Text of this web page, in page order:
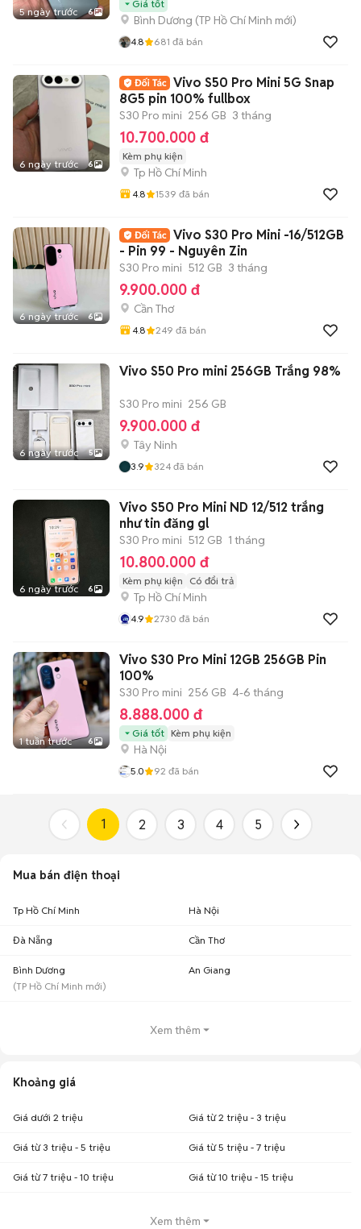
5 ngày trước 6
Giá tốt
Bình Dương (TP Hồ Chí Minh mới)
4.8 681 đã bán
6 ngày trước 6
Vivo S50 Pro Mini 5G Snap
8G5 pin 100% fullbox
S30 Pro mini 256 GB 3 tháng
10.700.000 đ
Kèm phụ kiện
Tp Hồ Chí Minh
4.8 1539 đã bán
6 ngày trước 6
Vivo S30 Pro Mini -16/512GB
- Pin 99 - Nguyên Zin
S30 Pro mini 512 GB 3 tháng
9.900.000 đ
Cần Thơ
4.8 249 đã bán
6 ngày trước 5
Vivo S50 Pro mini 256GB Trắng 98%
S30 Pro mini 256 GB
9.900.000 đ
Tây Ninh
3.9 324 đã bán
6 ngày trước 6
Vivo S50 Pro Mini ND 12/512 trắng
như tin đăng gl
S30 Pro mini 512 GB 1 tháng
10.800.000 đ
Kèm phụ kiện Có đổi trả
Tp Hồ Chí Minh
4.9 2730 đã bán
1 tuần trước 6
Vivo S30 Pro Mini 12GB 256GB Pin
100%
S30 Pro mini 256 GB 4-6 tháng
8.888.000 đ
Giá tốt Kèm phụ kiện
Hà Nội
5.0 92 đã bán
1 2 3 4 5
Mua bán điện thoại
Tp Hồ Chí Minh Hà Nội
Đà Nẵng Cần Thơ
Bình Dương
(TP Hồ Chí Minh mới)
An Giang
Xem thêm
Khoảng giá
Giá dưới 2 triệu Giá từ 2 triệu - 3 triệu
Giá từ 3 triệu - 5 triệu Giá từ 5 triệu - 7 triệu
Giá từ 7 triệu - 10 triệu Giá từ 10 triệu - 15 triệu
Xem thêm